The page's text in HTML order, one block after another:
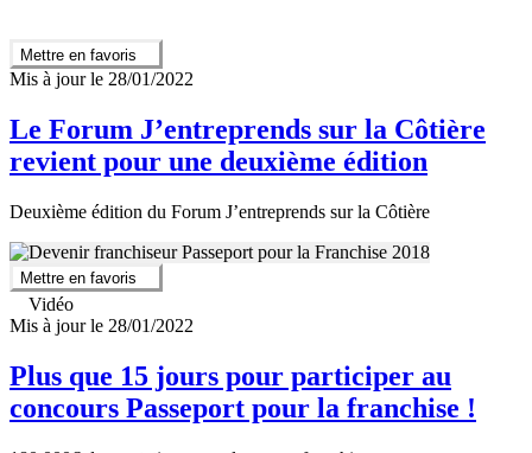
Mettre en favoris
Mis à jour le 28/01/2022
Le Forum J’entreprends sur la Côtière
revient pour une deuxième édition
Deuxième édition du Forum J’entreprends sur la Côtière
Mettre en favoris
Vidéo
Mis à jour le 28/01/2022
Plus que 15 jours pour participer au
concours Passeport pour la franchise !